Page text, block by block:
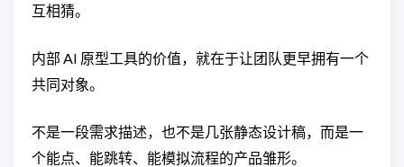
互相猜。
内部 AI 原型工具的价值，就在于让团队更早拥有一个
共同对象。
不是一段需求描述，也不是几张静态设计稿，而是一
个能点、能跳转、能模拟流程的产品雏形。